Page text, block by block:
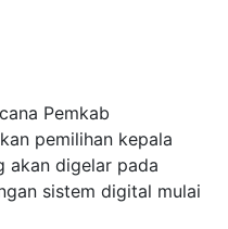
Pemkab
pemilihan kepala
akan digelar pada
sistem digital mulai